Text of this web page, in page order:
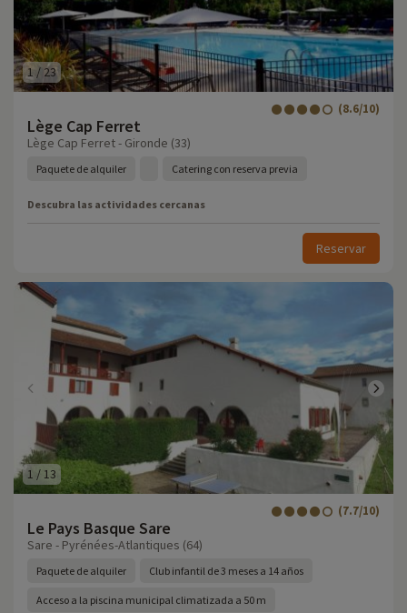
1 / 23
Lège Cap Ferret
(8.6/10)
Lège Cap Ferret - Gironde (33)
Paquete de alquiler Catering con reserva previa
Descubra las actividades cercanas
Reservar
1 / 13
Le Pays Basque Sare
(7.7/10)
Sare - Pyrénées-Atlantiques (64)
Paquete de alquiler Club infantil de 3 meses a 14 años
Acceso a la piscina municipal climatizada a 50 m